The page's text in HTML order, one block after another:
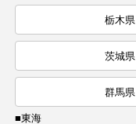
栃木県
茨城県
群馬県
■東海